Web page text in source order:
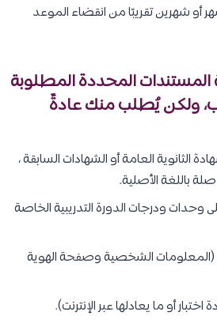
شهرين تقريبًا من انقضاء الموعد
المحددة المطلوبة
ولكن يُطلب منك عادةً
العامة أو الشهادات السابقة ،
باللغة الأصلية.
ودرجات الدورة التدريبية الخاصة
الشخصية وصفحة الهوية
أو ما يعادلها عبر الإنترنت).